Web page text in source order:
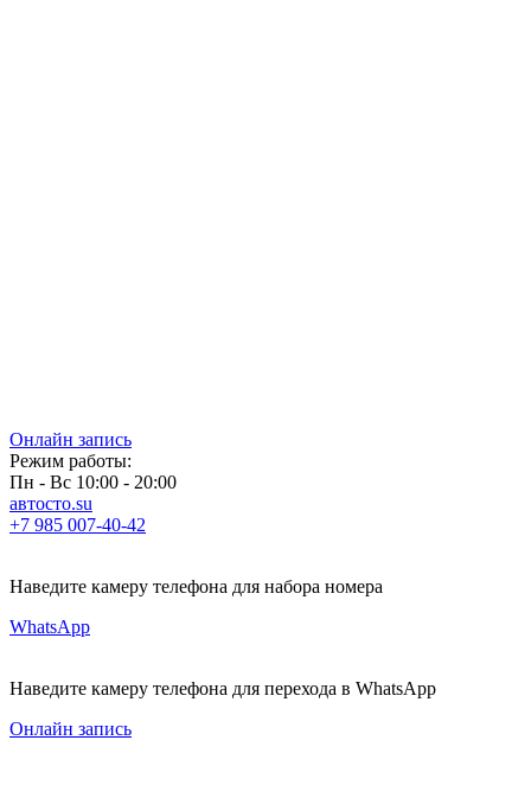
Онлайн запись
Режим работы:
Пн - Вс 10:00 - 20:00
автосто.su
+7 985 007-40-42
Наведите камеру телефона для набора номера
WhatsApp
Наведите камеру телефона для перехода в WhatsApp
Онлайн запись